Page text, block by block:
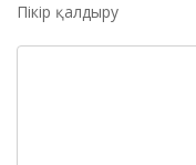
Пікір қалдыру